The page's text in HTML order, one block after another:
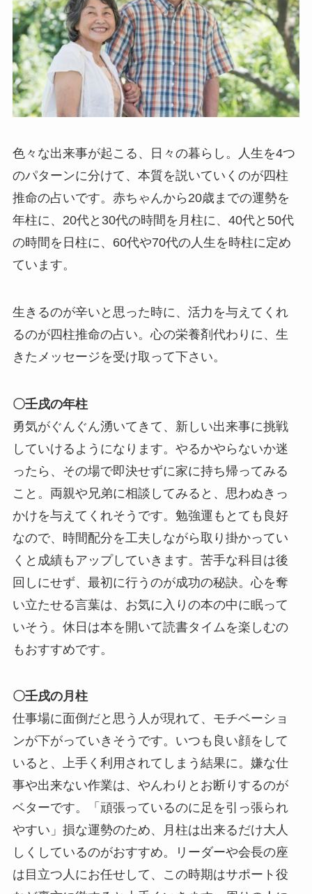
色々な出来事が起こる、日々の暮らし。人生を4つ
のパターンに分けて、本質を説いていくのが四柱
推命の占いです。赤ちゃんから20歳までの運勢を
年柱に、20代と30代の時間を月柱に、40代と50代
の時間を日柱に、60代や70代の人生を時柱に定め
ています。
生きるのが辛いと思った時に、活力を与えてくれ
るのが四柱推命の占い。心の栄養剤代わりに、生
きたメッセージを受け取って下さい。
〇壬戌の年柱
勇気がぐんぐん湧いてきて、新しい出来事に挑戦
していけるようになります。やるかやらないか迷
ったら、その場で即決せずに家に持ち帰ってみる
こと。両親や兄弟に相談してみると、思わぬきっ
かけを与えてくれそうです。勉強運もとても良好
なので、時間配分を工夫しながら取り掛かってい
くと成績もアップしていきます。苦手な科目は後
回しにせず、最初に行うのが成功の秘訣。心を奪
い立たせる言葉は、お気に入りの本の中に眠って
いそう。休日は本を開いて読書タイムを楽しむの
もおすすめです。
〇壬戌の月柱
仕事場に面倒だと思う人が現れて、モチベーショ
ンが下がっていきそうです。いつも良い顔をして
いると、上手く利用されてしまう結果に。嫌な仕
事や出来ない作業は、やんわりとお断りするのが
ベターです。「頑張っているのに足を引っ張られ
やすい」損な運勢のため、月柱は出来るだけ大人
しくしているのがおすすめ。リーダーや会長の座
は目立つ人にお任せして、この時期はサポート役